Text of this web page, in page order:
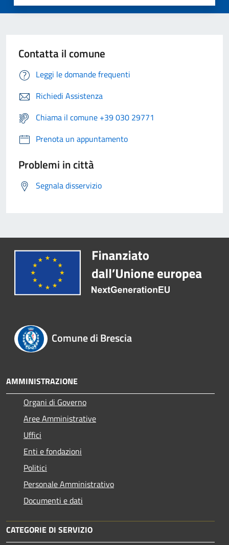
Contatta il comune
Leggi le domande frequenti
Richiedi Assistenza
Chiama il comune +39 030 29771
Prenota un appuntamento
Problemi in città
Segnala disservizio
Comune di Brescia
AMMINISTRAZIONE
Organi di Governo
Aree Amministrative
Uffici
Enti e fondazioni
Politici
Personale Amministrativo
Documenti e dati
CATEGORIE DI SERVIZIO